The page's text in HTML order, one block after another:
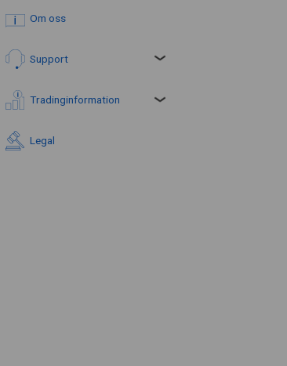
Om oss
Support
Tradinginformation
Legal